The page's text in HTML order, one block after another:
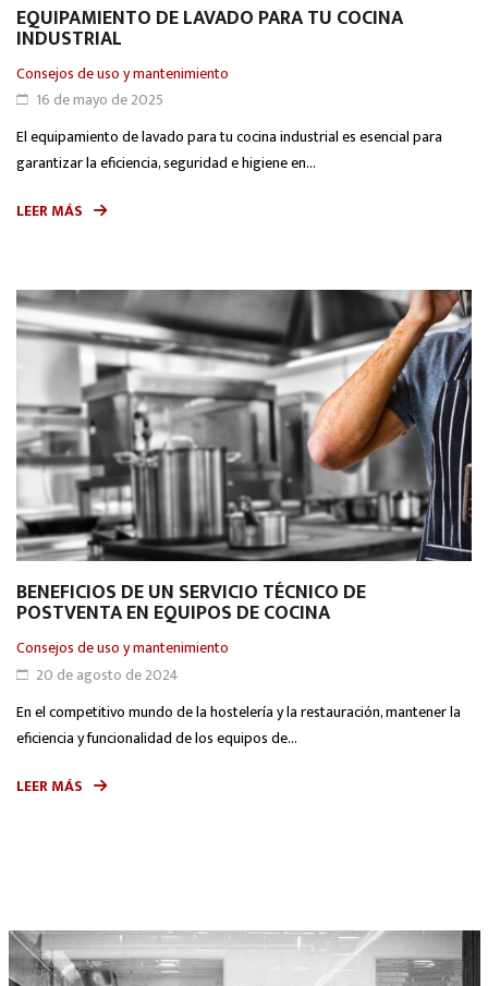
EQUIPAMIENTO DE LAVADO PARA TU COCINA
INDUSTRIAL
Consejos de uso y mantenimiento
16 de mayo de 2025
El equipamiento de lavado para tu cocina industrial es esencial para
garantizar la eficiencia, seguridad e higiene en...
LEER MÁS
BENEFICIOS DE UN SERVICIO TÉCNICO DE
POSTVENTA EN EQUIPOS DE COCINA
Consejos de uso y mantenimiento
20 de agosto de 2024
En el competitivo mundo de la hostelería y la restauración, mantener la
eficiencia y funcionalidad de los equipos de...
LEER MÁS